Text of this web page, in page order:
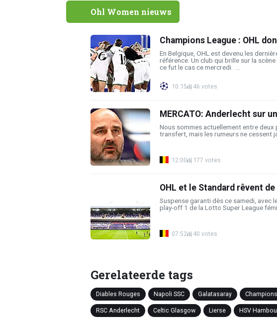
Ohl Women nieuws
Champions League : OHL
En Belgique, OHL est devenu les
référence. Un club qui brille sur la
ce fut le cas ce mercredi. ...
10:15 46 votes
MERCATO: Anderlecht sur
Nous sommes actuellement entre deux
transfert, mais les rumeurs ne cessent
12:00 177 votes
OHL et le Standard rêvent
Suspense garanti dès ce samedi, avec
play-off 1 de la Lotto Super League
07:52 40 votes
Gerelateerde tags
Diables Rouges Napoli SSC Galatasaray
RSC Anderlecht Celtic Glasgow Lierse HSV